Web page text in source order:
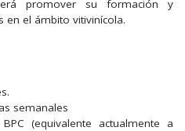
promover su formación y
en el ámbito vitivinícola.
semanales
(equivalente actualmente a